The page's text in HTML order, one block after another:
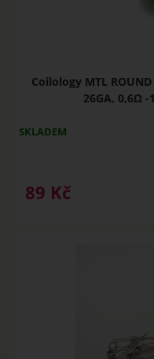
Coilology MTL
26GA, 0,6Ω -
SKLADEM
89 Kč